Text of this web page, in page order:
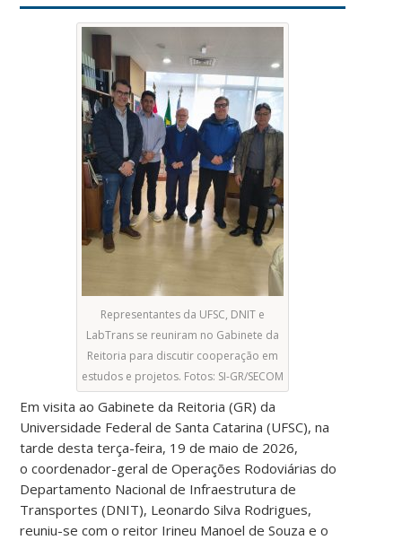
Representantes da UFSC, DNIT e
LabTrans se reuniram no Gabinete da
Reitoria para discutir cooperação em
estudos e projetos. Fotos: SI-GR/SECOM
Em visita ao Gabinete da Reitoria (GR) da
Universidade Federal de Santa Catarina (UFSC), na
tarde desta terça-feira, 19 de maio de 2026,
o coordenador-geral de Operações Rodoviárias do
Departamento Nacional de Infraestrutura de
Transportes (DNIT), Leonardo Silva Rodrigues,
reuniu-se com o reitor Irineu Manoel de Souza e o